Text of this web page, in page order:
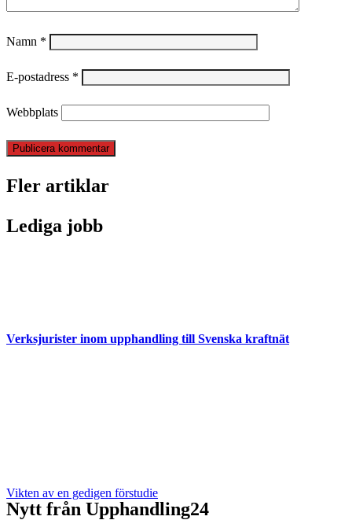
Namn *
E-postadress *
Webbplats
Fler artiklar
Lediga jobb
Verksjurister inom upphandling till Svenska kraftnät
Vikten av en gedigen förstudie
Nytt från Upphandling24